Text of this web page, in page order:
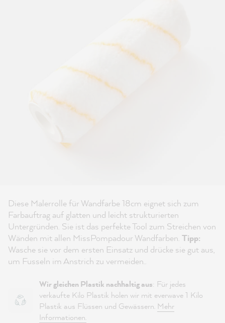
Diese Malerrolle für Wandfarbe 18cm eignet sich zum
Farbauftrag auf glatten und leicht strukturierten
Untergründen. Sie ist das perfekte Tool zum Streichen von
Wänden mit allen MissPompadour Wandfarben. Tipp:
Wasche sie vor dem ersten Einsatz und drücke sie gut aus,
um Fusseln im Anstrich zu vermeiden..
Wir gleichen Plastik nachhaltig aus: Für jedes
verkaufte Kilo Plastik holen wir mit everwave 1 Kilo
Plastik aus Flüssen und Gewässern. Mehr
Informationen.